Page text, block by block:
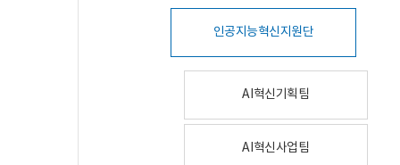
인공지능혁신지원단
AI혁신기획팀
AI혁신사업팀